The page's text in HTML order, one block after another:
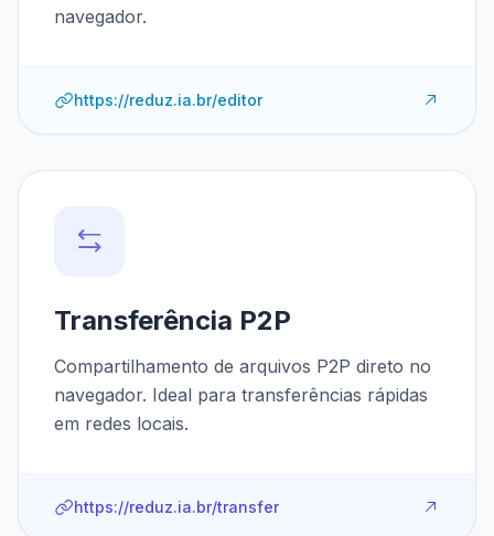
navegador.
https://reduz.ia.br/editor
Transferência P2P
Compartilhamento de arquivos P2P direto no
navegador. Ideal para transferências rápidas
em redes locais.
https://reduz.ia.br/transfer